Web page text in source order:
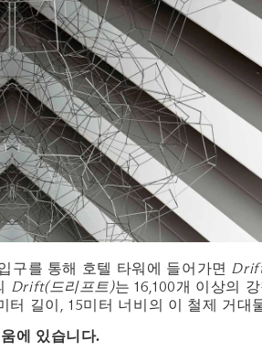
구를 통해 호텔 타워에 들어가면
Drift(드리프트)는 16,100개 이상의
길이, 15미터 너비의 이 철제 거대
에 있습니다.